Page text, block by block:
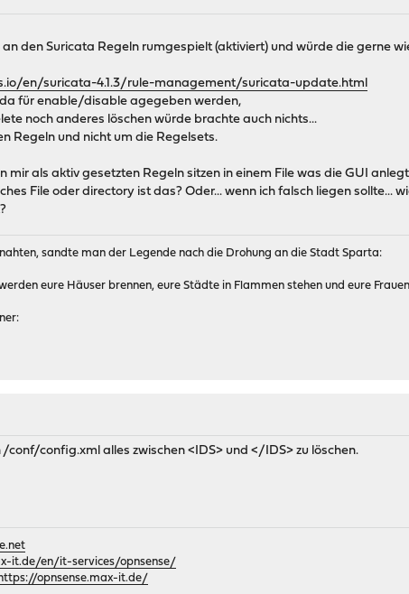
den Suricata Regeln rumgespielt (aktiviert) und würde die gerne
en/suricata-4.1.3/rule-management/suricata-update.html
für enable/disable agegeben werden,
noch anderes löschen würde brachte auch nichts...
Regeln und nicht um die Regelsets.
mir als aktiv gesetzten Regeln sitzen in einem File was die GUI
File oder directory ist das? Oder... wenn ich falsch liegen sollte...
sandte man der Legende nach die Drohung an die Stadt Sparta:
eure Häuser brennen, eure Städte in Flammen stehen und eure
conf/config.xml alles zwischen <IDS> und </IDS> zu löschen.
it.de/en/it-services/opnsense/
https://opnsense.max-it.de/